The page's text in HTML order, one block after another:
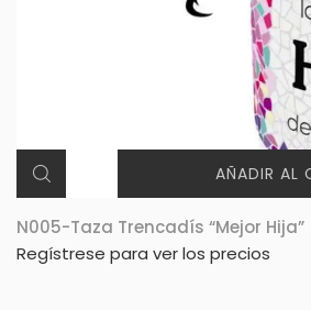
AÑADIR AL
N005-Taza Trencadís “Mejor Hija”
Regístrese para ver los precios